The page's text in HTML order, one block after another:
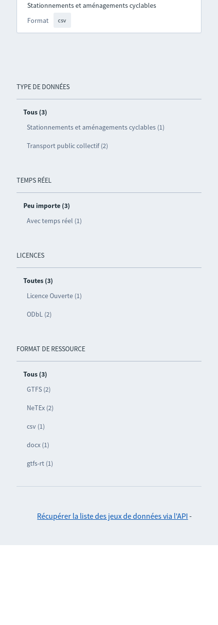
TYPE DE DONNÉES
Tous (3)
Stationnements et aménagements cyclables (1)
Transport public collectif (2)
TEMPS RÉEL
Peu importe (3)
Avec temps réel (1)
LICENCES
Toutes (3)
Licence Ouverte (1)
ODbL (2)
FORMAT DE RESSOURCE
Tous (3)
GTFS (2)
NeTEx (2)
csv (1)
docx (1)
gtfs-rt (1)
Format csv
Stationnements et aménagements cyclables
Récupérer la liste des jeux de données via l'API -